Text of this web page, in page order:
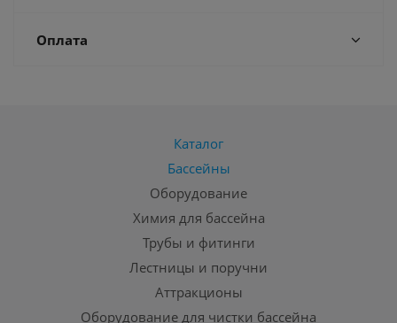
Оплата
Каталог
Бассейны
Оборудование
Химия для бассейна
Трубы и фитинги
Лестницы и поручни
Аттракционы
Оборудование для чистки бассейна